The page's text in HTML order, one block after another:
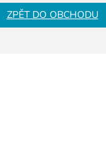
ZPĚT DO OBCHODU